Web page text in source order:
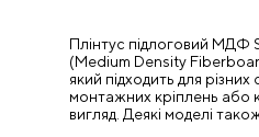
Плінтус підлоговий МДФ
(Medium Density
який підходить для
монтажних кріплень або
вигляд. Деякі моделі